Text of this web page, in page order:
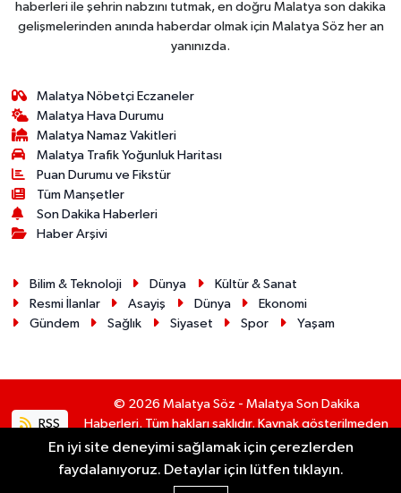
haberleri ile şehrin nabzını tutmak, en doğru Malatya son dakika
gelişmelerinden anında haberdar olmak için Malatya Söz her an
yanınızda.
Malatya Nöbetçi Eczaneler
Malatya Hava Durumu
Malatya Namaz Vakitleri
Malatya Trafik Yoğunluk Haritası
Puan Durumu ve Fikstür
Tüm Manşetler
Son Dakika Haberleri
Haber Arşivi
Bilim & Teknoloji Dünya
Kültür & Sanat
Resmi İlanlar
Asayiş Dünya
Ekonomi
Gündem
Sağlık Siyaset Spor Yaşam
RSS
© 2026 Malatya Söz - Malatya Son Dakika
Haberleri. Tüm hakları saklıdır. Kaynak gösterilmeden
alıntı yapılamaz.
En iyi site deneyimi sağlamak için çerezlerden
faydalanıyoruz. Detaylar için lütfen tıklayın.